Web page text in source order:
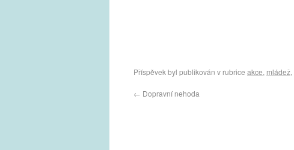
Příspěvek byl publikován v rubrice akce, mládež,
← Dopravní nehoda